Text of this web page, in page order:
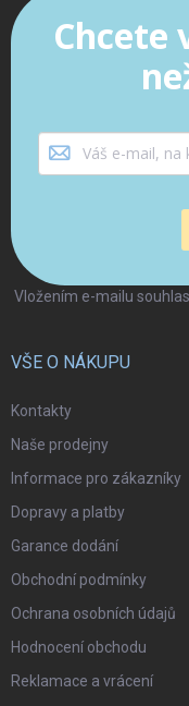
Vložením e-mailu
Chcete
VŠE O NÁKUPU
Kontakty
Naše prodejny
Informace pro zákazníky
Dopravy a platby
Garance dodání
Obchodní podmínky
Ochrana osobních údajů
Hodnocení obchodu
Reklamace a vrácení